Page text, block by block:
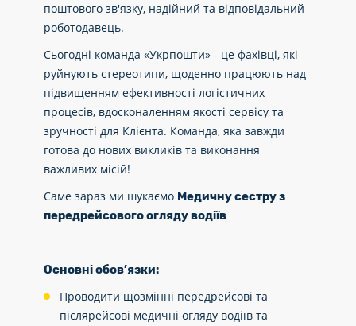
поштового зв'язку, надійний та відповідальний
роботодавець.
Сьогодні команда «Укрпошти» - це фахівці, які
руйнують стереотипи, щоденно працюють над
підвищенням ефективності логістичних
процесів, вдосконаленням якості сервісу та
зручності для Клієнта. Команда, яка завжди
готова до нових викликів та виконання
важливих місій!
Саме зараз ми шукаємо Медичну сестру з
передрейсового огляду водіїв
Основні обов’язки:
Проводити щозмінні передрейсові та
післярейсові медичні огляду водіїв та